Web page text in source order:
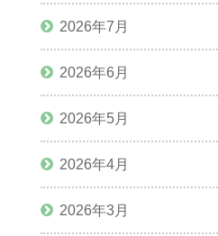
2026年7月
2026年6月
2026年5月
2026年4月
2026年3月